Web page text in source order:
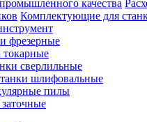
Комплектующие для
фрезерные
токарные
сверлильные
шлифовальные
пилы